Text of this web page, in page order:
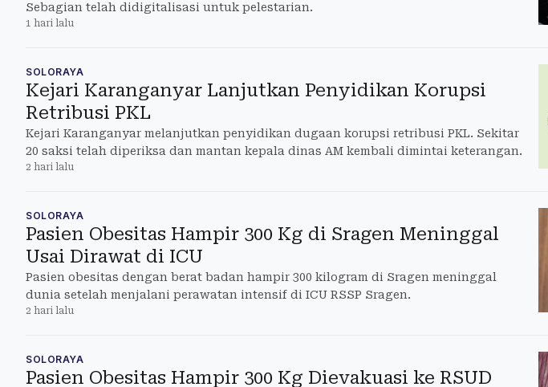
Sebagian telah didigitalisasi untuk pelestarian.
1 hari lalu
SOLORAYA
Kejari Karanganyar Lanjutkan Penyidikan Korupsi
Retribusi PKL
Kejari Karanganyar melanjutkan penyidikan dugaan korupsi retribusi PKL. Sekitar
20 saksi telah diperiksa dan mantan kepala dinas AM kembali dimintai keterangan.
2 hari lalu
SOLORAYA
Pasien Obesitas Hampir 300 Kg di Sragen Meninggal
Usai Dirawat di ICU
Pasien obesitas dengan berat badan hampir 300 kilogram di Sragen meninggal
dunia setelah menjalani perawatan intensif di ICU RSSP Sragen.
2 hari lalu
SOLORAYA
Pasien Obesitas Hampir 300 Kg Dievakuasi ke RSUD